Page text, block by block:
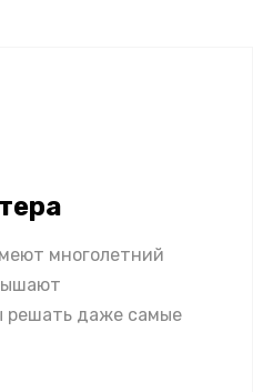
многолетний
решать даже самые